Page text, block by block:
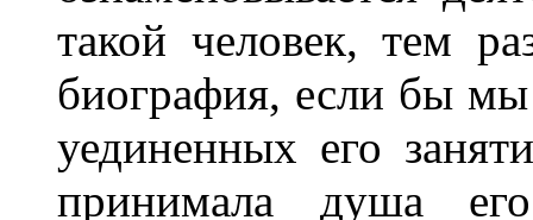
такой человек, тем
биография, если бы мы
уединенных его
принимала душа